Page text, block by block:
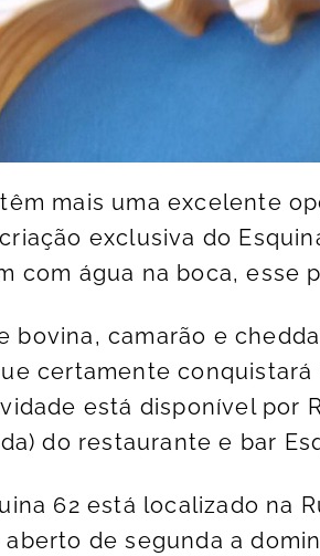
mais uma excelente
exclusiva do
com água na boca, esse
bovina, camarão e
certamente conquistará
está disponível por
do restaurante e bar
62 está localizado na
de segunda a